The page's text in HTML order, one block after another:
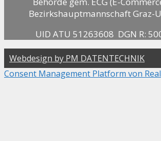
Bezirkshauptmannschaft Graz-
UID ATU 51263608 DGN R:
Webdesign by PM DATENTECHNIK
Consent Management Platform von